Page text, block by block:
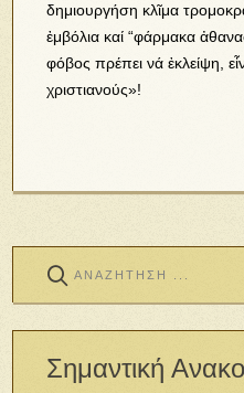
δημιουργήση κλῖμα
ἐμβόλια καί “φάρμακα
φόβος πρέπει νά ἐκλείψη,
χριστιανούς»!
Σημαντική